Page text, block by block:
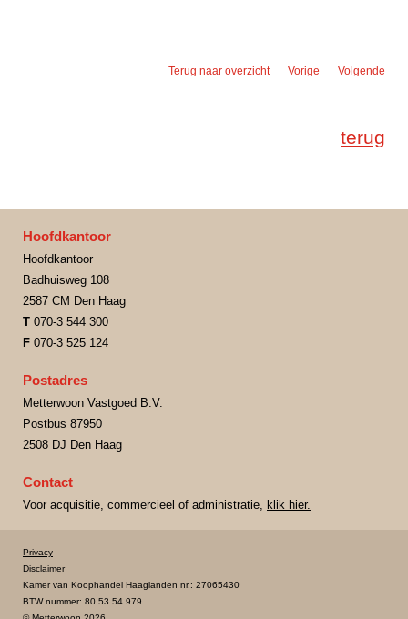
Terug naar overzicht Vorige Volgende
terug
Hoofdkantoor
Hoofdkantoor
Badhuisweg 108
2587 CM Den Haag
T 070-3 544 300
F 070-3 525 124
Postadres
Metterwoon Vastgoed B.V.
Postbus 87950
2508 DJ Den Haag
Contact
Voor acquisitie, commercieel of administratie, klik hier.
Privacy
Disclaimer
Kamer van Koophandel Haaglanden nr.: 27065430
BTW nummer: 80 53 54 979